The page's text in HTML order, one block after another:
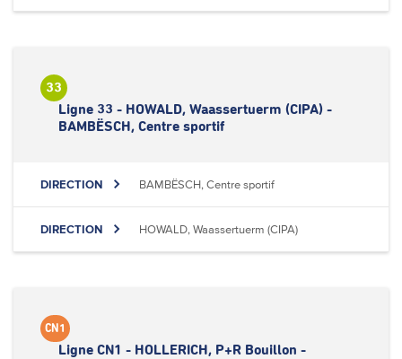
33
Ligne 33 - HOWALD, Waassertuerm (CIPA) -
BAMBËSCH, Centre sportif
DIRECTION BAMBËSCH, Centre sportif
DIRECTION HOWALD, Waassertuerm (CIPA)
CN1
Ligne CN1 - HOLLERICH, P+R Bouillon -